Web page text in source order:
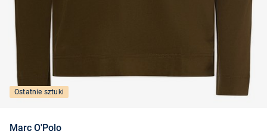
Ostatnie sztuki
Marc O'Polo